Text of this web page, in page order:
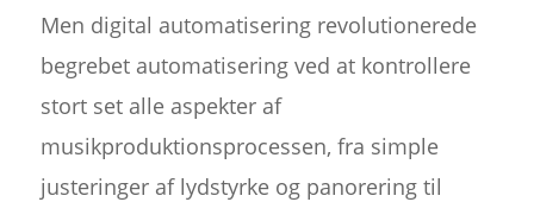
Men digital automatisering revolutionerede
begrebet automatisering ved at kontrollere
stort set alle aspekter af
musikproduktionsprocessen, fra simple
justeringer af lydstyrke og panorering til